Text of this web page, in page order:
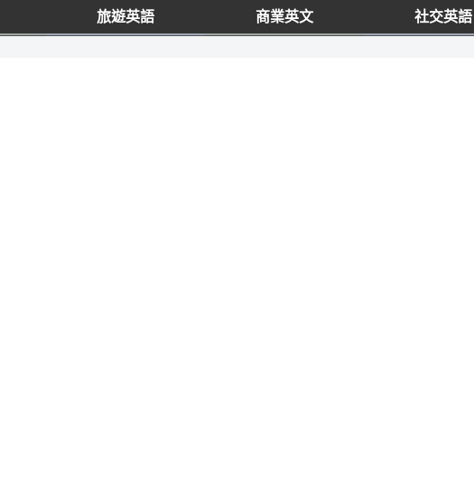
旅遊英語 商業英文 社交英語